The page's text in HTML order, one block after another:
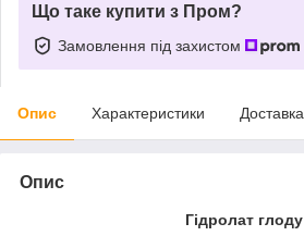
Що таке купити з Пром?
Замовлення під захистом
Опис Характеристики Доставка
Опис
Гідролат глоду